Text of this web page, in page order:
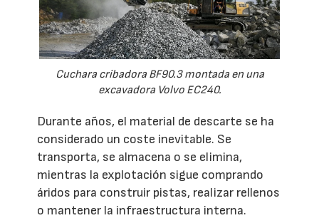
Cuchara cribadora BF90.3 montada en una
excavadora Volvo EC240.
Durante años, el material de descarte se ha
considerado un coste inevitable. Se
transporta, se almacena o se elimina,
mientras la explotación sigue comprando
áridos para construir pistas, realizar rellenos
o mantener la infraestructura interna.